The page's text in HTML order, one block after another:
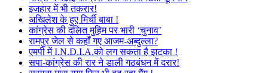
इजहार में भी तकरार!
अखिलेश के हुए मिर्ची बाबा !
कांग्रेस की दलित मुहिम पर भारी ‘चुनाव’
रामपुर जेल से कहाँ गए आजम-अब्दुल्ला?
एमपी में I.N.D.I.A.को लग सकता है झटका !
सपा-कांग्रेस की रार ने डाली गठबंधन में दरार!